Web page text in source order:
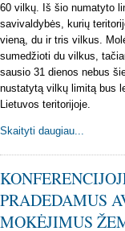
60 vilkų. Iš šio numatyto
savivaldybės, kurių
vieną, du ir tris vilkus.
sumedžioti du vilkus,
sausio 31 dienos nebus
nustatytą vilkų limitą bus
Lietuvos teritorijoje.
Skaityti daugiau...
PRADEDAMUS
MOKĖJIMUS